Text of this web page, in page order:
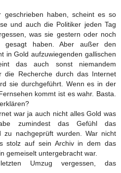
geschrieben haben, scheint es so
und auch die Politiker jeden Tag
was sie gestern oder noch
gesagt haben. Aber außer den
in Gold aufzuwiegenden gallischen
das auch sonst niemandem
die Recherche durch das Internet
sie durchgeführt. Wenn es in der
kommt ist es wahr. Basta.
war ja auch nicht alles Gold was
zumindest das Gefühl das
zu nachgeprüft wurden. War nicht
stolz auf sein Archiv in dem das
gemeiselt untergebracht war.
Umzug vergessen, das